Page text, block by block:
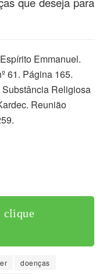
Emmanuel.
61. Página 165.
Religiosa
Reunião
clique
doenças